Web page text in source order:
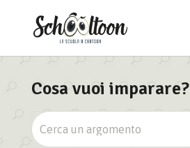
Cosa vuoi imparare?